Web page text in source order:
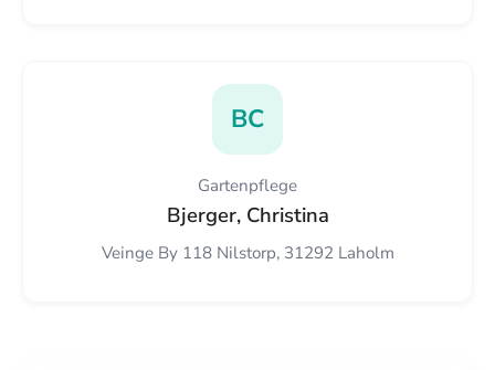
BC
Gartenpflege
Bjerger, Christina
Veinge By 118 Nilstorp, 31292 Laholm